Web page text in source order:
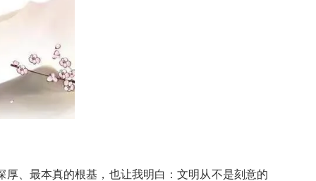
、最本真的根基，也让我明白：文明从不是刻意的